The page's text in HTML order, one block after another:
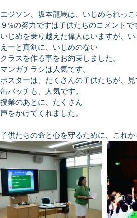
エジソン、坂本龍馬は、いじめられっ
９%の努力ですは子供たちのコメントで
いじめを乗り越えた偉人はいますが、
えーと真剣に、いじめのない
クラスを作る事をお約束しました。
マンガチラシは人気です。
ポスターは、たくさんの子供たちが、見
缶バッチも、人気です。
授業のあとに、たくさん
声をかけてくれました。
子供たちの命と心を守るために、これ